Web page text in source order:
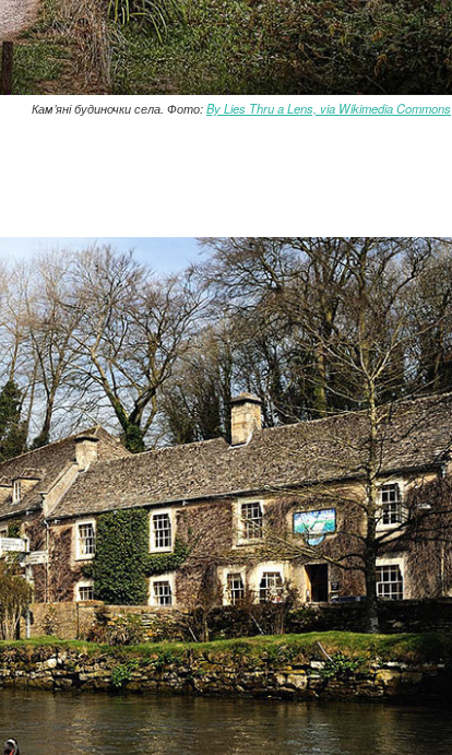
Кам’яні будиночки села. Фото:By Lies Thru a Lens, via Wikimedia Commons